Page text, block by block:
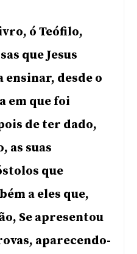
ó Teófilo,
que Jesus
ensinar, desde o
em que foi
de ter dado,
as suas
que
a eles que,
Se apresentou
aparecendo-